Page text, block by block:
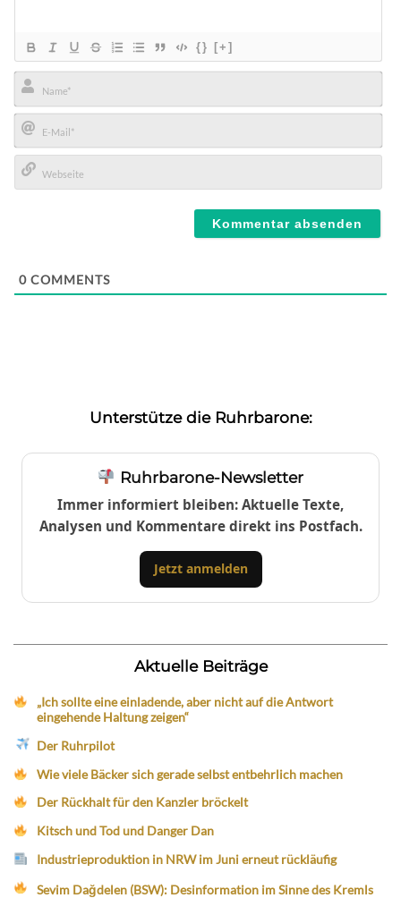
{} [+]
Name*
E-
Mail*
0 COMMENTS
Unterstütze die Ruhrbarone:
Ruhrbarone-Newsletter
Immer informiert bleiben: Aktuelle Texte,
Analysen und Kommentare direkt ins Postfach.
Jetzt anmelden
Aktuelle Beiträge
„Ich sollte eine einladende, aber nicht auf die Antwort
eingehende Haltung zeigen“
Der Ruhrpilot
Wie viele Bäcker sich gerade selbst entbehrlich machen
Der Rückhalt für den Kanzler bröckelt
Kitsch und Tod und Danger Dan
Industrieproduktion in NRW im Juni erneut rückläufig
Sevim Dağdelen (BSW): Desinformation im Sinne des Kremls